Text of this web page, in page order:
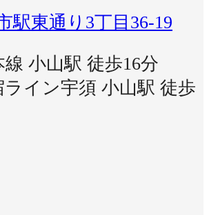
駅東通り3丁目36-19
線 小山駅 徒歩16分
ライン宇須 小山駅 徒歩